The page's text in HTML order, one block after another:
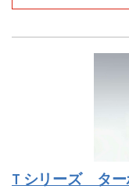
T シリーズ タ